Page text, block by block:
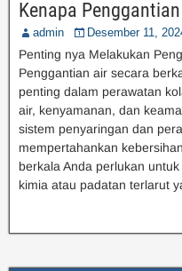
Kenapa
admin Desember 11,
Penting nya Melakukan
Penggantian air secara
penting dalam perawatan
air, kenyamanan, dan
sistem penyaringan dan
mempertahankan
berkala Anda perlukan
kimia atau padatan terlarut